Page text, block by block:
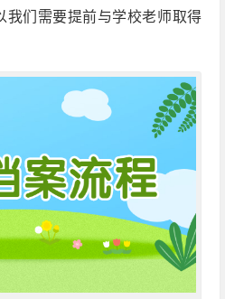
我们需要提前与学校老师取得